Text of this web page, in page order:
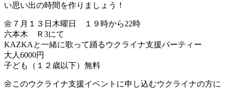
い思い出の時間を作りましょう！
🌼７月１３日木曜日 １９時から22時
六本木 Ｒ3にて
KAZKAと一緒に歌って踊るウクライナ支援パーティー
大人6000円
子ども（１２歳以下）無料
🌼このウクライナ支援イベントに申し込むウクライナの方に